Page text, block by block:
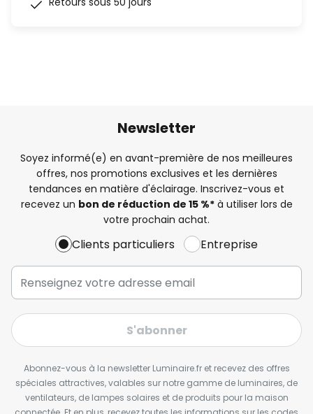
Newsletter
Soyez informé(e) en avant-première de nos meilleures
offres, nos promotions exclusives et les dernières
tendances en matière d'éclairage. Inscrivez-vous et
recevez un bon de réduction de 15 %*à utiliser lors de
votre prochain achat.
Clients particuliers Entreprise
S'abonner
Abonnez-vous à la newsletter Luminaire.fr et recevez des offres
spéciales attractives, valables sur notre gamme de luminaires, de
ventilateurs, de lampes solaires et de produits pour la maison